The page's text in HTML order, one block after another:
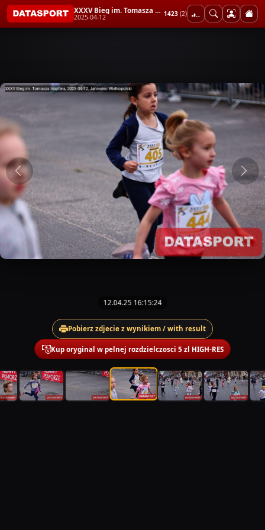
XXXV Bieg im. Tomasza Hopfera
2025-04-12 1423 (2)
12.04.25 16:15:24
Pobierz zdjecie z wynikiem / with result
Kup oryginal w pelnej rozdzielczosci 5 zl HIGH-RES